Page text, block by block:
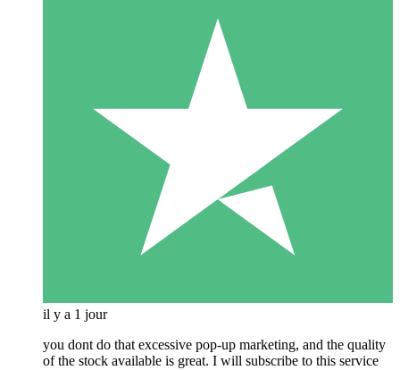
il y a 1 jour
you dont do that excessive pop-up marketing, and the quality
of the stock available is great. I will subscribe to this service